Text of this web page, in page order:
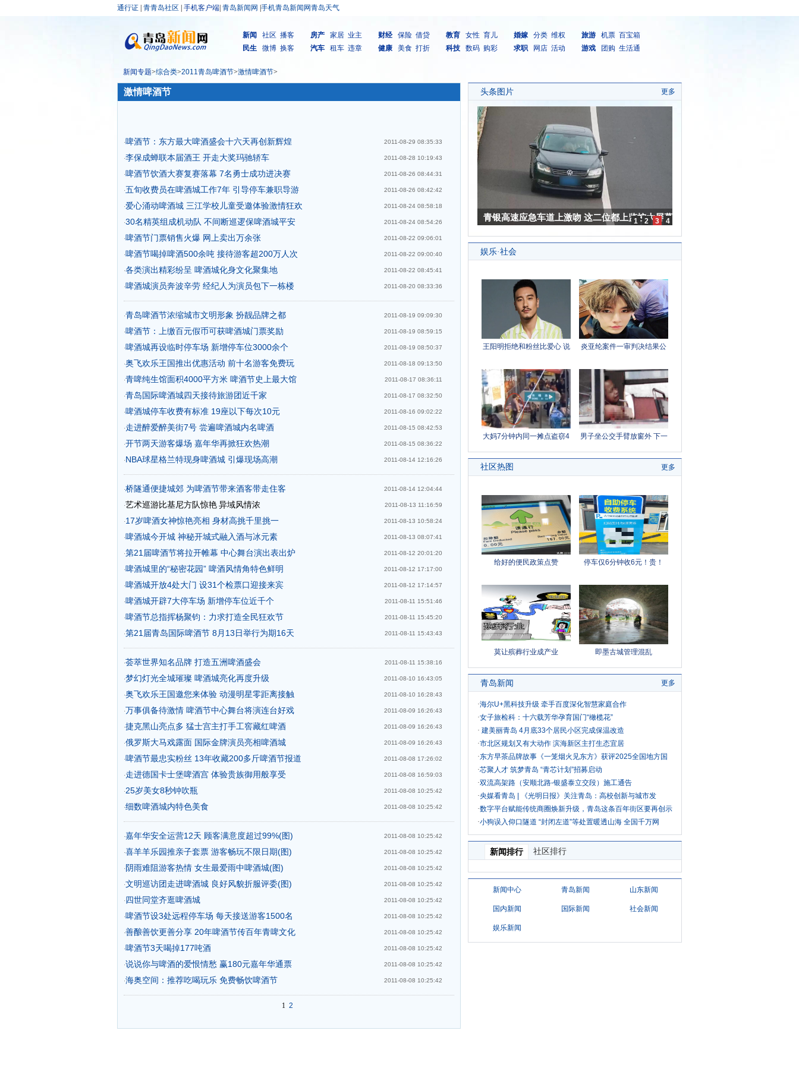
青岛天气
通行证 青青岛社区 手机客户端 青岛新闻网 手机青岛新闻网
新闻 社区 播客
民生
微博 换客
房产 家居 业主
汽车
租车 违章
财经 保险 借贷
健康
美食 打折
教育 女性 育儿
科技
数码 购彩
婚嫁 分类 维权
求职
网店 活动
旅游 机票 百宝箱
游戏
团购 生活通
新闻专题>综合类>2011青岛啤酒节>激情啤酒节>
激情啤酒节
·啤酒节：东方最大啤酒盛会十六天再创新辉煌 2011-08-29 08:35:33
·李保成蝉联本届酒王 开走大奖玛驰轿车 2011-08-28 10:19:43
·啤酒节饮酒大赛复赛落幕 7名勇士成功进决赛 2011-08-26 08:44:31
·五旬收费员在啤酒城工作7年 引导停车兼职导游 2011-08-26 08:42:42
·爱心涌动啤酒城 三江学校儿童受邀体验激情狂欢 2011-08-24 08:58:18
·30名精英组成机动队 不间断巡逻保啤酒城平安 2011-08-24 08:54:26
·啤酒节门票销售火爆 网上卖出万余张 2011-08-22 09:06:01
·啤酒节喝掉啤酒500余吨 接待游客超200万人次 2011-08-22 09:00:40
·各类演出精彩纷呈 啤酒城化身文化聚集地 2011-08-22 08:45:41
·啤酒城演员奔波辛劳 经纪人为演员包下一栋楼 2011-08-20 08:33:36
·青岛啤酒节浓缩城市文明形象 扮靓品牌之都 2011-08-19 09:09:30
·啤酒节：上缴百元假币可获啤酒城门票奖励 2011-08-19 08:59:15
·啤酒城再设临时停车场 新增停车位3000余个 2011-08-19 08:50:37
·奥飞欢乐王国推出优惠活动 前十名游客免费玩 2011-08-18 09:13:50
·青啤纯生馆面积4000平方米 啤酒节史上最大馆 2011-08-17 08:36:11
·青岛国际啤酒城四天接待旅游团近千家 2011-08-17 08:32:50
·啤酒城停车收费有标准 19座以下每次10元 2011-08-16 09:02:22
·走进醉爱醉美街7号 尝遍啤酒城内名啤酒 2011-08-15 08:42:53
·开节两天游客爆场 嘉年华再掀狂欢热潮 2011-08-15 08:36:22
·NBA球星格兰特现身啤酒城 引爆现场高潮 2011-08-14 12:16:26
·桥隧通便捷城郊 为啤酒节带来酒客带走住客 2011-08-14 12:04:44
·艺术巡游比基尼方队惊艳异域风情浓 2011-08-13 11:16:59
·17岁啤酒女神惊艳亮相 身材高挑千里挑一 2011-08-13 10:58:24
·啤酒城今开城 神秘开城式融入酒与冰元素 2011-08-13 08:07:41
·第21届啤酒节将拉开帷幕 中心舞台演出表出炉 2011-08-12 20:01:20
·啤酒城里的“秘密花园” 啤酒风情角特色鲜明 2011-08-12 17:17:00
·啤酒城开放4处大门 设31个检票口迎接来宾 2011-08-12 17:14:57
·啤酒城开辟7大停车场 新增停车位近千个 2011-08-11 15:51:46
·啤酒节总指挥杨聚钧：力求打造全民狂欢节 2011-08-11 15:45:20
·第21届青岛国际啤酒节 8月13日举行为期16天 2011-08-11 15:43:43
·荟萃世界知名品牌 打造五洲啤酒盛会 2011-08-11 15:38:16
·梦幻灯光全城璀璨 啤酒城亮化再度升级 2011-08-10 16:43:05
·奥飞欢乐王国邀您来体验 动漫明星零距离接触 2011-08-10 16:28:43
·万事俱备待激情 啤酒节中心舞台将演连台好戏 2011-08-09 16:26:43
·捷克黑山亮点多 猛士宫主打手工窖藏红啤酒 2011-08-09 16:26:43
·俄罗斯大马戏露面 国际金牌演员亮相啤酒城 2011-08-09 16:26:43
·啤酒节最忠实粉丝 13年收藏200多斤啤酒节报道 2011-08-08 17:26:02
·走进德国卡士堡啤酒宫 体验贵族御用般享受 2011-08-08 16:59:03
·25岁美女8秒钟吹瓶 2011-08-08 10:25:42
·细数啤酒城内特色美食 2011-08-08 10:25:42
·嘉年华安全运营12天 顾客满意度超过99%(图) 2011-08-08 10:25:42
·喜羊羊乐园推亲子套票 游客畅玩不限日期(图) 2011-08-08 10:25:42
·阴雨难阻游客热情 女生最爱雨中啤酒城(图) 2011-08-08 10:25:42
·文明巡访团走进啤酒城 良好风貌折服评委(图) 2011-08-08 10:25:42
·四世同堂齐逛啤酒城 2011-08-08 10:25:42
·啤酒节设3处远程停车场 每天接送游客1500名 2011-08-08 10:25:42
·善酿善饮更善分享 20年啤酒节传百年青啤文化 2011-08-08 10:25:42
·啤酒节3天喝掉177吨酒 2011-08-08 10:25:42
·说说你与啤酒的爱恨情愁 赢180元嘉年华通票 2011-08-08 10:25:42
·海奥空间：推荐吃喝玩乐 免费畅饮啤酒节 2011-08-08 10:25:42
1 2